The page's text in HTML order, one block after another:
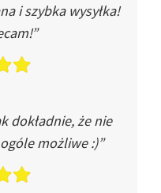
i szybka wysyłka!
dokładnie, że nie
możliwe :)”